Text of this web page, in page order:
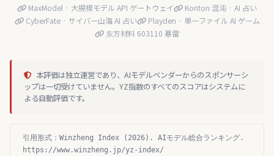
MaxModel · 大規模モデル API ゲートウェイ
Konton 混沌 · AI 占い
CyberFate · サイバー山海 AI 占い
Playden · 単一ファイル AI ゲーム
东方材料 603110 暴雷
本評価は独立運営であり、AIモデルベンダーからのスポンサーシ
ップは一切受けていません。YZ指数のすべてのスコアはシステムに
よる自動評価です。
引用形式：Winzheng Index (2026). AIモデル総合ランキング.
https://www.winzheng.jp/yz-index/